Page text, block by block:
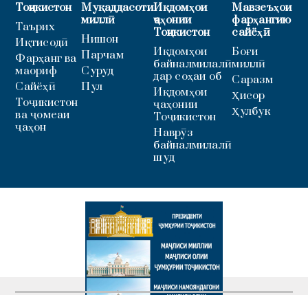
Тоҷикистон
Таърих
Иқтисодӣ
Фарҳанг ва
маориф
Сайёҳӣ
Тоҷикистон
ва ҷомеаи
ҷаҳон
Муқаддасоти
миллӣ
Нишон
Парчам
Суруд
Пул
Иқдомҳои
ҷаҳонии
Тоҷикистон
Иқдомҳои
байналмилалӣ
дар соҳаи об
Иқдомҳои
ҷаҳонии
Тоҷикистон
Наврӯз
байналмилалӣ
шуд
Мавзеъҳои
фарҳангию
сайёҳӣ
Боғи
миллӣ
Саразм
Ҳисор
Ҳулбук